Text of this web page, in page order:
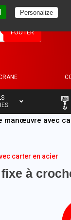
FOOTER
manœuvre avec
à
carter en acier
Personalize